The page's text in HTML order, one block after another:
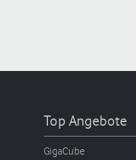
Top Angebote
GigaCube